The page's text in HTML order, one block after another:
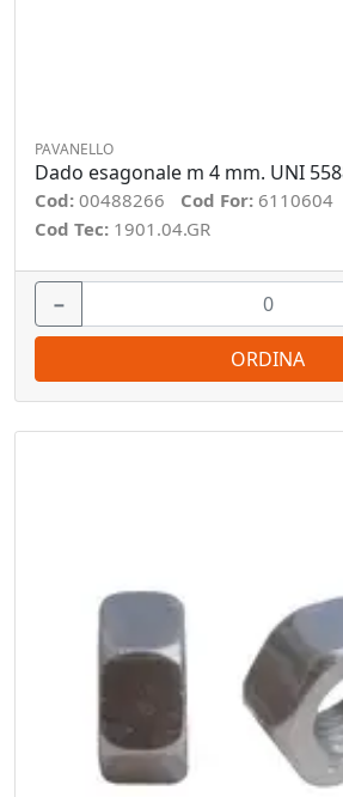
PAVANELLO
Dado esagonale m 4 mm. UNI
Cod: 00488266 Cod For: 6110604
Cod Tec: 1901.04.GR
−
ORDINA